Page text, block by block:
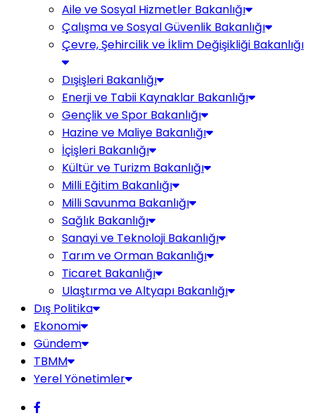
Aile ve Sosyal Hizmetler Bakanlığı
Çalışma ve Sosyal Güvenlik Bakanlığı
Çevre, Şehircilik ve İklim Değişikliği Bakanlığı
Dışişleri Bakanlığı
Enerji ve Tabii Kaynaklar Bakanlığı
Gençlik ve Spor Bakanlığı
Hazine ve Maliye Bakanlığı
İçişleri Bakanlığı
Kültür ve Turizm Bakanlığı
Milli Eğitim Bakanlığı
Milli Savunma Bakanlığı
Sağlık Bakanlığı
Sanayi ve Teknoloji Bakanlığı
Tarım ve Orman Bakanlığı
Ticaret Bakanlığı
Ulaştırma ve Altyapı Bakanlığı
Dış Politika
Ekonomi
Gündem
TBMM
Yerel Yönetimler